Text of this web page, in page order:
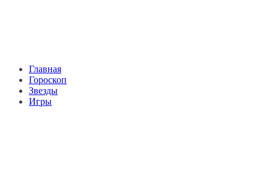
Главная
Гороскоп
Звезды
Игры